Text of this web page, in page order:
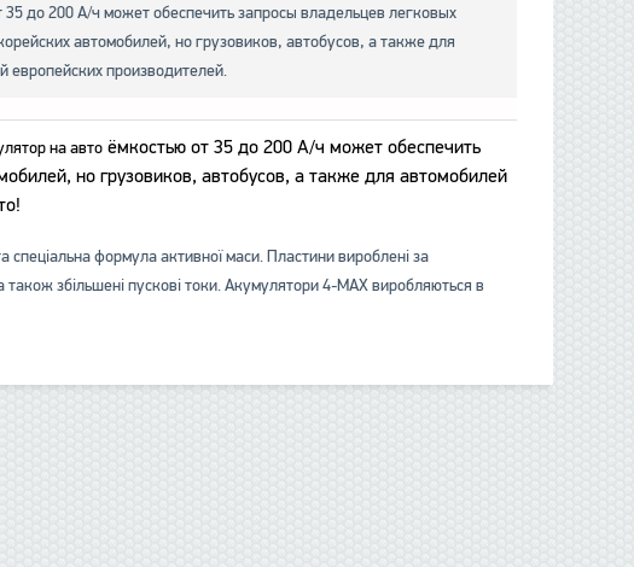
35 до 200 А/ч может обеспечить запросы владельцев легковых
автомобилей, но грузовиков, автобусов, а также для
европейских производителей.
на авто ёмкостью от 35 до 200 А/ч может обеспечить
но грузовиков, автобусов, а также для автомобилей
спеціальна формула активної маси. Пластини вироблені за
також збільшені пускові токи. Акумулятори 4-МАХ виробляються в